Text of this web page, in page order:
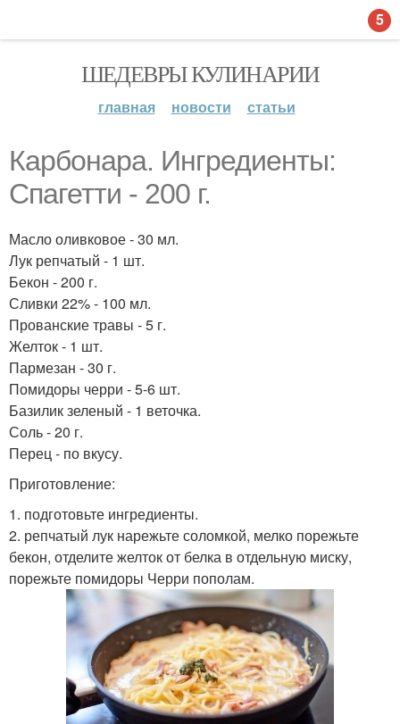
ШЕДЕВРЫ КУЛИНАРИИ
главная новости статьи
Карбонара. Ингредиенты:
Спагетти - 200 г.
Масло оливковое - 30 мл.
Лук репчатый - 1 шт.
Бекон - 200 г.
Сливки 22% - 100 мл.
Прованские травы - 5 г.
Желток - 1 шт.
Пармезан - 30 г.
Помидоры черри - 5-6 шт.
Базилик зеленый - 1 веточка.
Соль - 20 г.
Перец - по вкусу.
Приготовление:
1. подготовьте ингредиенты.
2. репчатый лук нарежьте соломкой, мелко порежьте
бекон, отделите желток от белка в отдельную миску,
порежьте помидоры Черри пополам.
5